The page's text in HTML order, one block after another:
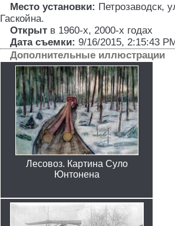
Место установки: Петрозаводск,
Гаскойна.
Открыт в 1960-х, 2000-х годах
Дата съемки: 9/16/2015, 2:15:43
Дополнительные иллюстрации
Лесовоз. Картина Суло
Юнтонена